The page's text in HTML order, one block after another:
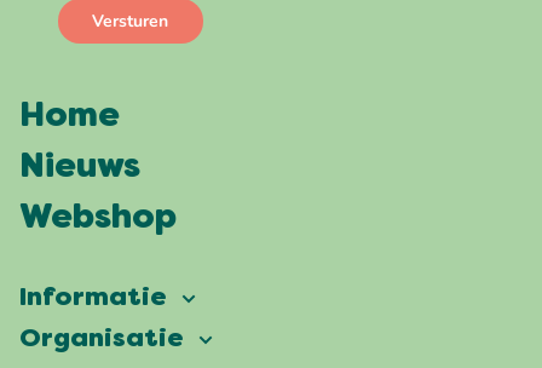
Home
Nieuws
Webshop
Informatie
Vierdaagsefeesten
Organisatie